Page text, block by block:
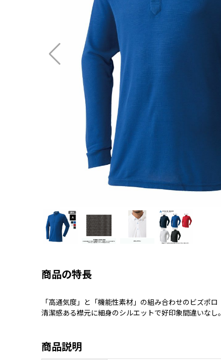
商品の特長
「高通気度」と「機能性素材」の組み合わせのビズポロ
清潔感ある襟元に細身のシルエットで好印象間違いなし。
商品説明